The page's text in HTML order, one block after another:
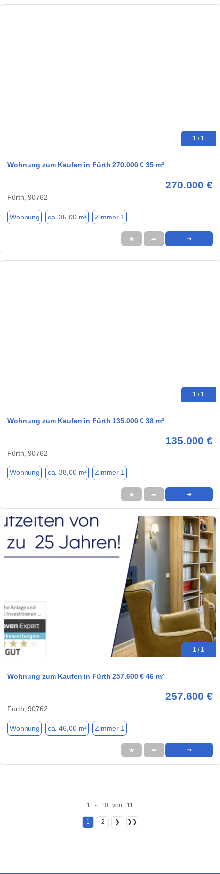
1 / 1
Wohnung zum Kaufen in Fürth 270.000 € 35 m²
270.000 €
Fürth, 90762
Wohnung ca. 35,00 m² Zimmer 1
★ ➦ ➜
1 / 1
Wohnung zum Kaufen in Fürth 135.000 € 38 m²
135.000 €
Fürth, 90762
Wohnung ca. 38,00 m² Zimmer 1
★ ➦ ➜
1 / 1
Wohnung zum Kaufen in Fürth 257.600 € 46 m²
257.600 €
Fürth, 90762
Wohnung ca. 46,00 m² Zimmer 1
★ ➦ ➜
1 - 10 von 11
1 2 ❯ ❯❯